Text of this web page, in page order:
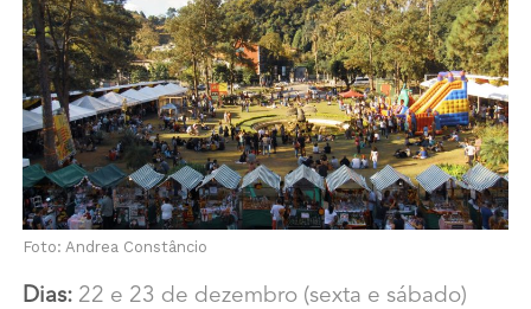
Foto: Andrea Constâncio
Dias: 22 e 23 de dezembro (sexta e sábado)